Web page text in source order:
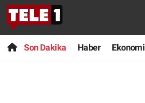
Son Dakika Haber Ekonomi
Anında Manşet
Başka Sohbetler
Son Dakika
Haber
Nöbetçi Eczaneler
Hava Durumu